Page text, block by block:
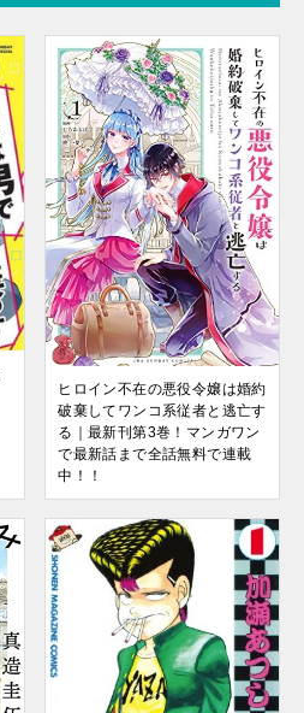
ヒロイン不在の悪役令嬢は婚約
破棄してワンコ系従者と逃亡す
る｜最新刊第3巻！マンガワン
で最新話まで全話無料で連載
中！！